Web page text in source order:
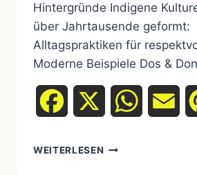
Hintergründe Indigene
über Jahrtausende geformt:
Alltagspraktiken für
Moderne Beispiele Dos &
Facebook WhatsApp
WEITERLESEN